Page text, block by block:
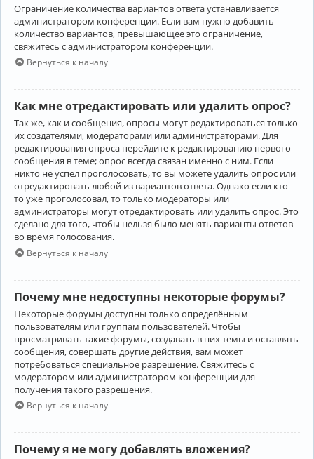
Ограничение количества вариантов ответа устанавливается
администратором конференции. Если вам нужно добавить
количество вариантов, превышающее это ограничение,
свяжитесь с администратором конференции.
Вернуться к началу
Как мне отредактировать или удалить опрос?
Так же, как и сообщения, опросы могут редактироваться только
их создателями, модераторами или администраторами. Для
редактирования опроса перейдите к редактированию первого
сообщения в теме; опрос всегда связан именно с ним. Если
никто не успел проголосовать, то вы можете удалить опрос или
отредактировать любой из вариантов ответа. Однако если кто-
то уже проголосовал, то только модераторы или
администраторы могут отредактировать или удалить опрос. Это
сделано для того, чтобы нельзя было менять варианты ответов
во время голосования.
Вернуться к началу
Почему мне недоступны некоторые форумы?
Некоторые форумы доступны только определённым
пользователям или группам пользователей. Чтобы
просматривать такие форумы, создавать в них темы и оставлять
сообщения, совершать другие действия, вам может
потребоваться специальное разрешение. Свяжитесь с
модератором или администратором конференции для
получения такого разрешения.
Вернуться к началу
Почему я не могу добавлять вложения?